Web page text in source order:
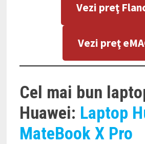
Vezi preţ
Vezi preţ
Cel mai bun
Huawei: Laptop
MateBook X Pro